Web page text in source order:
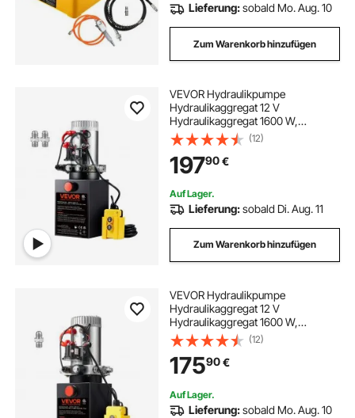
Lieferung:sobald Mo. Aug. 10
Zum Warenkorb hinzufügen
VEVOR Hydraulikpumpe
Hydraulikaggregat 12 V
Hydraulikaggregat 1600 W,
Doppelwirkende Hydraulikpumpe
Hydraulic Power Pack, 1,5 Gal Tank
Hand Pump Hydraulikaggregat, für
Aufzüge, Gabelstapler usw.
(12)
19790€
Auf Lager.
Lieferung:sobald Di. Aug. 11
Zum Warenkorb hinzufügen
VEVOR Hydraulikpumpe
Hydraulikaggregat 12 V
Hydraulikaggregat 1600 W,
Einfachwirkende Hydraulikpumpe
Hydraulic Power Pack, 7,57 L Tank
Hand Pump Hydraulikaggregat, für
Aufzüge, Gabelstapler usw.
(12)
17590€
Auf Lager.
Lieferung:sobald Mo. Aug. 10